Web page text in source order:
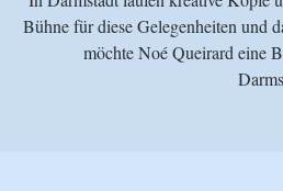
Bühne für diese Gelegenheiten und
möchte Noé Queirard eine